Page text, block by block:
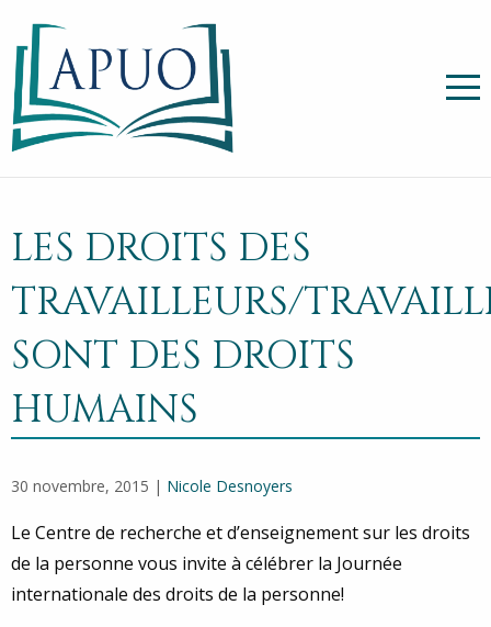
LES DROITS DES
TRAVAILLEURS/
SONT DES DROITS
HUMAINS
30 novembre, 2015 | Nicole Desnoyers
Le Centre de recherche et d’enseignement sur les droits
de la personne vous invite à célébrer la Journée
internationale des droits de la personne!